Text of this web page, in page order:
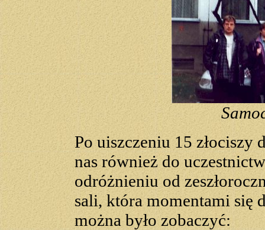
Po uiszczeniu 15 złociszy
nas również do
odróżnieniu od
sali, która momentami się
można było zobaczyć: